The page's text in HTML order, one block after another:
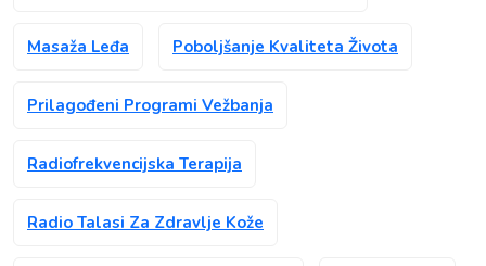
Masaža Leđa Poboljšanje Kvaliteta Života
Prilagođeni Programi Vežbanja
Radiofrekvencijska Terapija
Radio Talasi Za Zdravlje Kože